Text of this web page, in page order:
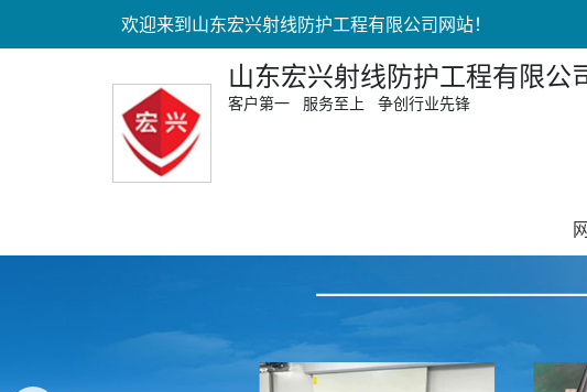
欢迎来到山东宏兴射线防护工程有限公司网站！
山东宏兴射线防护工程有限公
客户第一 服务至上 争创行业先锋